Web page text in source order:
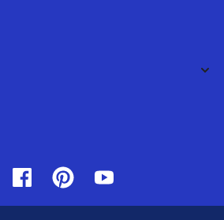
InstagramFacebookPinterest